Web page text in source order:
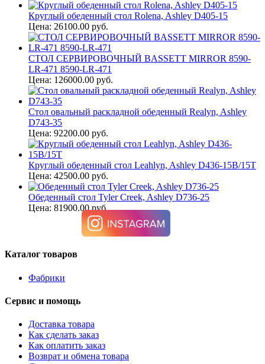
Круглый обеденный стол Rolena, Ashley D405-15
Цена: 26100.00 руб.
СТОЛ СЕРВИРОВОЧНЫЙ BASSETT MIRROR 8590-
LR-471 8590-LR-471
Цена: 126000.00 руб.
Стол овальный раскладной обеденный Realyn, Ashley
D743-35
Цена: 92200.00 руб.
Круглый обеденный стол Leahlyn, Ashley D436-15B/15T
Цена: 42500.00 руб.
Обеденный стол Tyler Creek, Ashley D736-25
Цена: 81900.00 руб.
Каталог товаров
Фабрики
Сервис и помощь
Доставка товара
Как сделать заказ
Как оплатить заказ
Возврат и обмена товара